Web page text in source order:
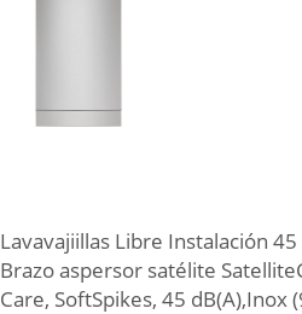
Lavavajiillas Libre Instalación
Brazo aspersor satélite
Care, SoftSpikes, 45 dB(A),Inox